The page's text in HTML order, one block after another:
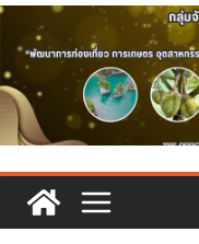
เอกชนเ
(กรอ.) ก
5/2568
การปร
พัฒนา
๒๕๒๕)
ปีงบประ
ประชุม
เพื่อแก้
จังหวัดภ